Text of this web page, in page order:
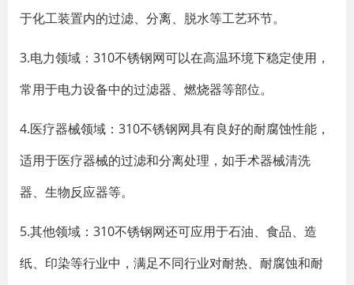
于化工装置内的过滤、分离、脱水等工艺环节。
3.电力领域：310不锈钢网可以在高温环境下稳定使用，
常用于电力设备中的过滤器、燃烧器等部位。
4.医疗器械领域：310不锈钢网具有良好的耐腐蚀性能，
适用于医疗器械的过滤和分离处理，如手术器械清洗
器、生物反应器等。
5.其他领域：310不锈钢网还可应用于石油、食品、造
纸、印染等行业中，满足不同行业对耐热、耐腐蚀和耐